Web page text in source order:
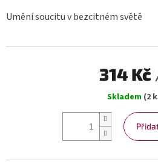
Umění soucitu v bezcitném světě
314 Kč
cena:
Skladem (2